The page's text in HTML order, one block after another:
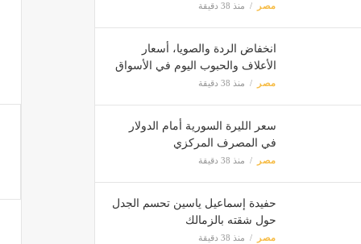
مصر منذ 38 دقيقة
انخفاض الردة والصويا، أسعار
الأعلاف والحبوب اليوم في الأسواق
مصر منذ 38 دقيقة
سعر الليرة السورية أمام الدولار
في المصرف المركزي
مصر منذ 38 دقيقة
حفيدة إسماعيل ياسين تحسم الجدل
حول شقته بالزمالك
مصر منذ 38 دقيقة